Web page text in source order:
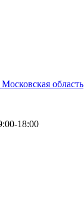
область
18:00